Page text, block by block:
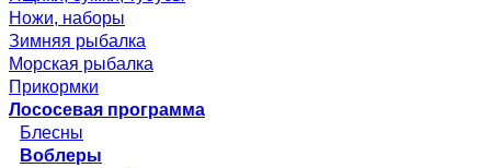
Ножи, наборы
Зимняя рыбалка
Морская рыбалка
Прикормки
Лососевая программа
Блесны
Воблеры